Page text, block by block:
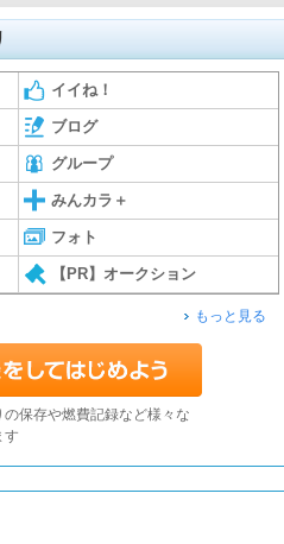
イイね！
ブログ
グループ
みんカラ＋
フォト
【PR】オークション
もっと見る
保存や燃費記録など様々な
す